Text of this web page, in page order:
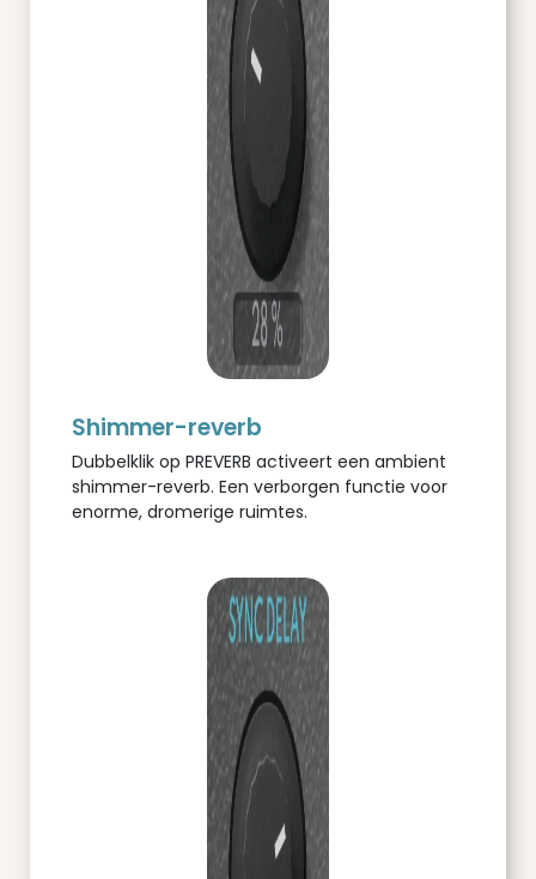
Shimmer-reverb
Dubbelklik op PREVERB activeert een ambient
shimmer-reverb. Een verborgen functie voor
enorme, dromerige ruimtes.